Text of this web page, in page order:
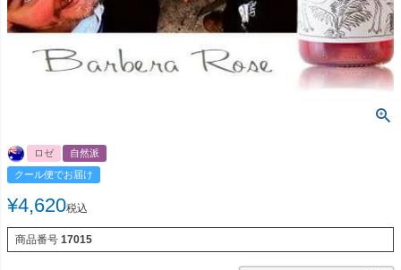
ロゼ
自然派
クール便でお届け
¥4,620税込
商品番号 17015